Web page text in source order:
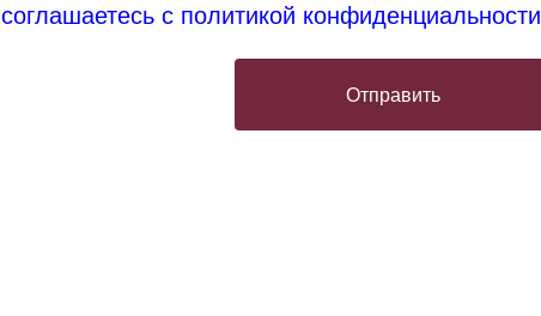
соглашаетесь с политикой конфиденциальности
Отправить